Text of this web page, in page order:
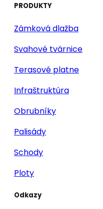
PRODUKTY
Zámková dlažba
Svahové tvárnice
Terasové platne
Infraštruktúra
Obrubníky
Palisády
Schody
Ploty
Odkazy